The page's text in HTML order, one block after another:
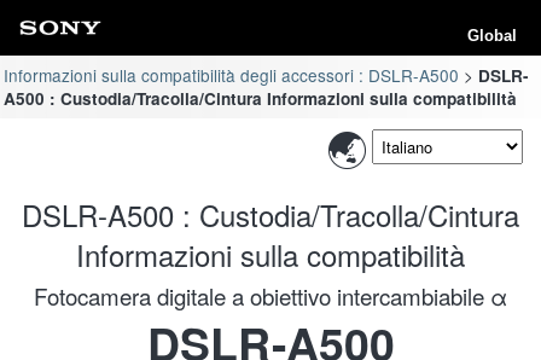
Global
Informazioni sulla compatibilità degli accessori : DSLR-A500
DSLR-
A500 : Custodia/Tracolla/Cintura Informazioni sulla compatibilità
DSLR-A500 : Custodia/Tracolla/Cintura
Informazioni sulla compatibilità
Fotocamera digitale a obiettivo intercambiabile α
DSLR-A500